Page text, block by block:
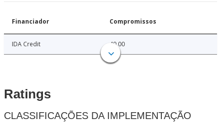
Financiador Compromissos
IDA Credit 40.00
Ratings
CLASSIFICAÇÕES DA IMPLEMENTAÇÃO